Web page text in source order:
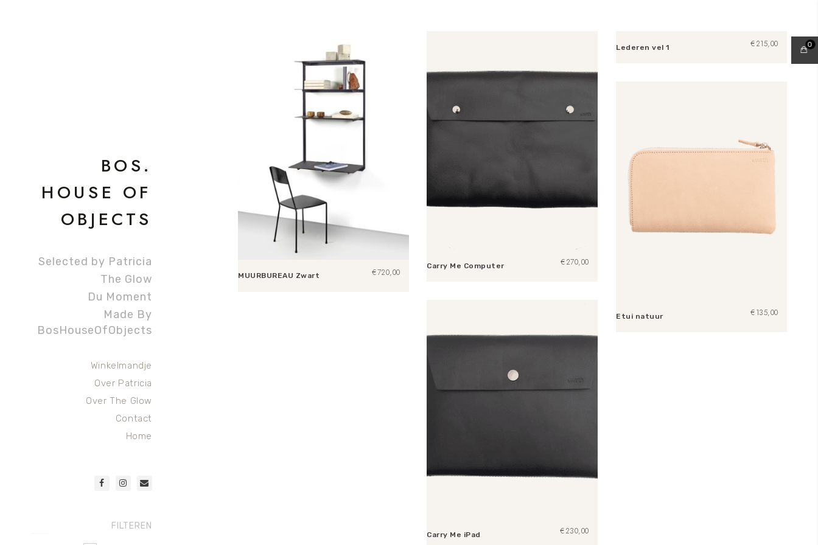
BOS.
HOUSE OF
OBJECTS
Selected by Patricia
The Glow
Du Moment
Made By
BosHouseOfObjects
Winkelmandje
Over Patricia
Over The Glow
Contact
Home
FILTEREN
MUURBUREAU Zwart €720,00
Carry Me Computer €270,00
Lederen vel 1 €215,00
Etui natuur €135,00
Carry Me iPad €230,00
0